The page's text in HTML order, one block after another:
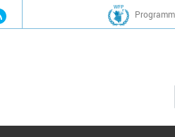
navigation